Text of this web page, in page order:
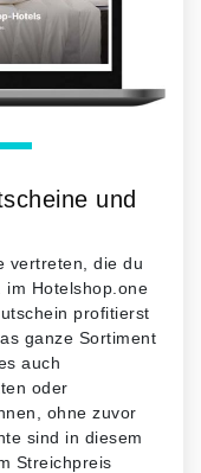
und
vertreten, die du
im Hotelshop.one
profitierst
ganze Sortiment
auch
oder
ohne zuvor
sind in diesem
Streichpreis